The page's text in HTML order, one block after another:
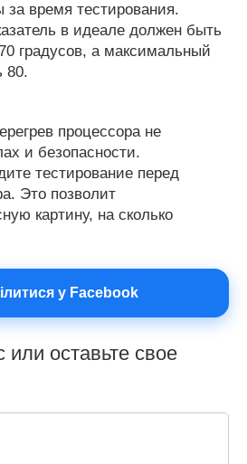
за время тестирования.
в идеале должен быть
градусов, а максимальный
80.
процессора не
и безопасности.
тестирование перед
Это позволит
картину, на сколько
у Facebook
или оставьте свое